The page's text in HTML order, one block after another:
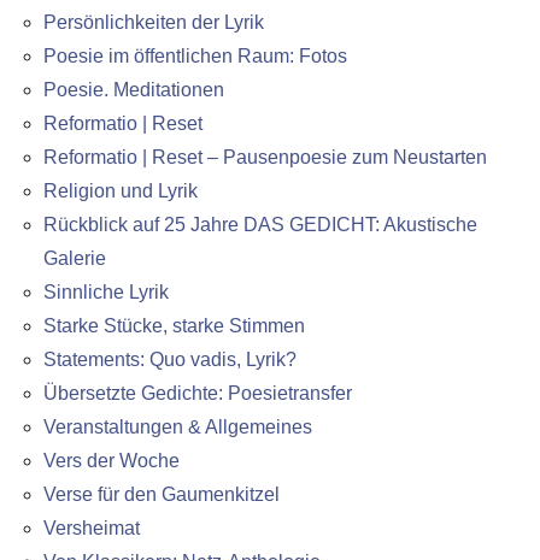
Persönlichkeiten der Lyrik
Poesie im öffentlichen Raum: Fotos
Poesie. Meditationen
Reformatio | Reset
Reformatio | Reset – Pausenpoesie zum Neustarten
Religion und Lyrik
Rückblick auf 25 Jahre DAS GEDICHT: Akustische
Galerie
Sinnliche Lyrik
Starke Stücke, starke Stimmen
Statements: Quo vadis, Lyrik?
Übersetzte Gedichte: Poesietransfer
Veranstaltungen & Allgemeines
Vers der Woche
Verse für den Gaumenkitzel
Versheimat